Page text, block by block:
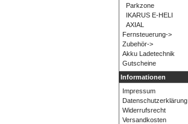
Parkzone
IKARUS E-HELI
AXIAL
Fernsteuerung->
Zubehör->
Akku Ladetechnik
Gutscheine
Informationen
Impressum
Datenschutzerklärung
Widerrufsrecht
Versandkosten